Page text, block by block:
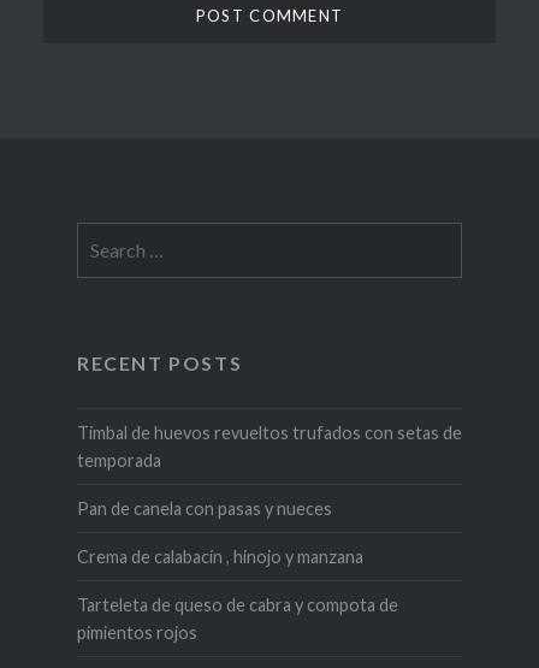
for:
RECENT POSTS
Timbal de huevos revueltos trufados con setas de
temporada
Pan de canela con pasas y nueces
Crema de calabacín , hinojo y manzana
Tarteleta de queso de cabra y compota de
pimientos rojos